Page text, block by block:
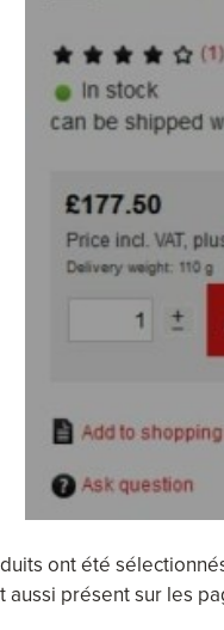
ont été
aussi présent sur les